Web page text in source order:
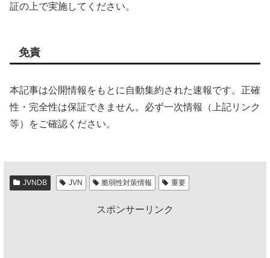
証の上で実施してください。
免責
本記事は公開情報をもとに自動集約された速報です。正確
性・完全性は保証できません。必ず一次情報（上記リンク
等）をご確認ください。
JVNDB JVN 脆弱性対策情報 重要
スポンサーリンク